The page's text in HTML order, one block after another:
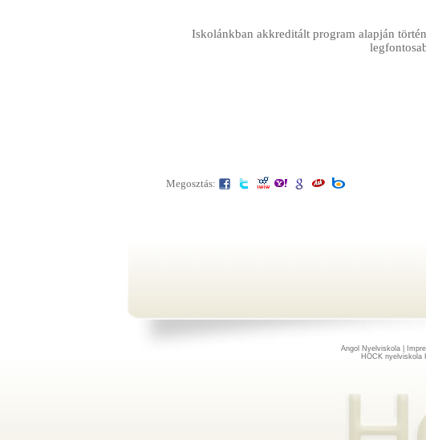
Iskolánkban akkreditált program alapján
Megosztás:
Angol Nyelviskola|
HOCK nyelviskola